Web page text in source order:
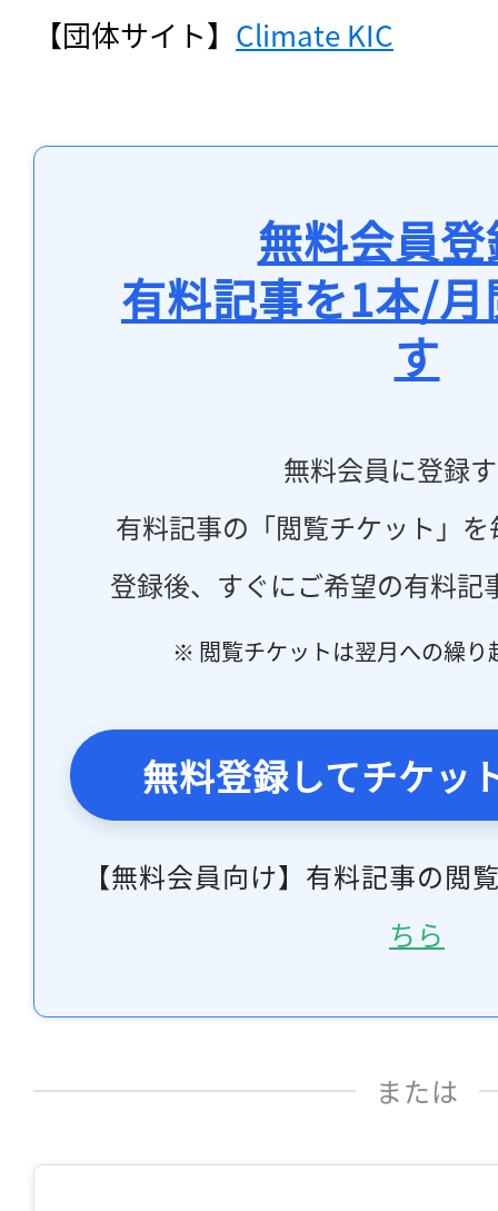
【団体サイト】 Climate KIC
無料会員
有料記事を1本/
す
無料会員に登録
有料記事の「閲覧チケット」
登録後、すぐにご希望の有料記
※ 閲覧チケットは翌月への繰り
無料登録してチケッ
【無料会員向け】有料記事の閲
ちら
または